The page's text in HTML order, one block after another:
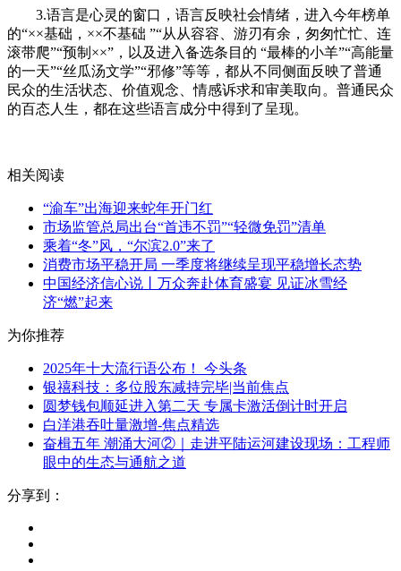
3.语言是心灵的窗口，语言反映社会情绪，进入今年榜单
的“××基础，××不基础 ”“从从容容、游刃有余，匆匆忙忙、连
滚带爬”“预制××”，以及进入备选条目的 “最棒的小羊”“高能量
的一天”“丝瓜汤文学”“邪修”等等，都从不同侧面反映了普通
民众的生活状态、价值观念、情感诉求和审美取向。普通民众
的百态人生，都在这些语言成分中得到了呈现。
相关阅读
“渝车”出海迎来蛇年开门红
市场监管总局出台“首违不罚”“轻微免罚”清单
乘着“冬”风，“尔滨2.0”来了
消费市场平稳开局 一季度将继续呈现平稳增长态势
中国经济信心说丨万众奔赴体育盛宴 见证冰雪经
济“燃”起来
为你推荐
2025年十大流行语公布！ 今头条
银禧科技：多位股东减持完毕|当前焦点
圆梦钱包顺延进入第二天 专属卡激活倒计时开启
白洋港吞吐量激增-焦点精选
奋楫五年 潮涌大河②｜走进平陆运河建设现场：工程师
眼中的生态与通航之道
分享到：